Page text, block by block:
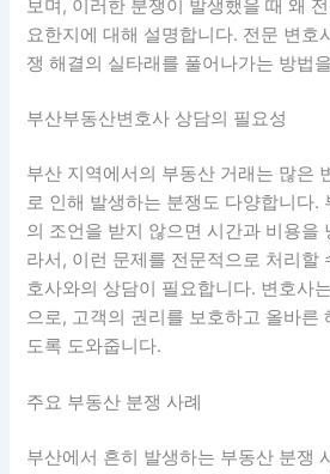
보며, 이러한 분쟁이 발생했을 때 왜
요한지에 대해 설명합니다. 전문 변호
쟁 해결의 실타래를 풀어나가는 방법
부산부동산변호사 상담의 필요성
부산 지역에서의 부동산 거래는 많은
로 인해 발생하는 분쟁도 다양합니다.
의 조언을 받지 않으면 시간과 비용을
라서, 이런 문제를 전문적으로 처리할
호사와의 상담이 필요합니다. 변호사
으로, 고객의 권리를 보호하고 올바른
도록 도와줍니다.
주요 부동산 분쟁 사례
부산에서 흔히 발생하는 부동산 분쟁